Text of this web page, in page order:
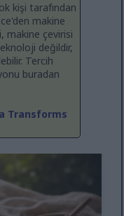
kişi tarafından
makine
makine çevirisi
değildir,
Tercih
buradan
Transforms